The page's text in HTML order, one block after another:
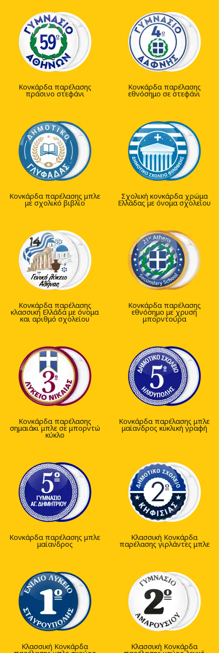
Κονκάρδα παρέλασης
πράσινο στεφάνι
Κονκάρδα παρέλασης
εθνόσημο σε στεφάνι
Κονκάρδα παρέλασης μπλε
με σχολικό βιβλίο
Σχολική κονκάρδα χρώμα
Ελλάδας με όνομα σχολείου
Κονκάρδα παρέλασης
κλασσική Ελλάδα με όνομα
και αριθμό σχολείου
Κονκάρδα παρέλασης
εθνόσημο με χρυσή
μπορντούρα
Κονκάρδα παρέλασης
σημαιάκι μπλε σε μπορντώ
κύκλο
Κονκάρδα παρέλασης μπλε
μαίανδρος κυκλική γραφή
Κονκάρδα παρέλασης μπλε
μαίανδρος
Κλασσική Κονκάρδα
παρέλασης γιρλάντες μπλε
Κλασσική Κονκάρδα Kλασσική Κονκάρδα